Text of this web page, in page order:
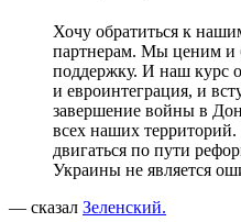
Хочу обратиться к
партнерам. Мы ценим и
поддержку. И наш курс
и евроинтеграция, и
завершение войны в
всех наших
двигаться по пути
Украины не является
— сказал Зеленский.